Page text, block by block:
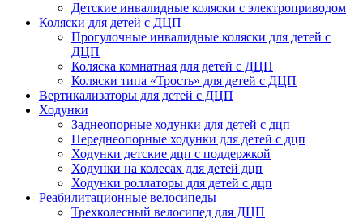
Детские инвалидные коляски с электроприводом
Коляски для детей с ДЦП
Прогулочные инвалидные коляски для детей с
ДЦП
Коляска комнатная для детей с ДЦП
Коляски типа «Трость» для детей с ДЦП
Вертикализаторы для детей с ДЦП
Ходунки
Заднеопорные ходунки для детей с дцп
Переднеопорные ходунки для детей с дцп
Ходунки детские дцп с поддержкой
Ходунки на колесах для детей дцп
Ходунки роллаторы для детей с дцп
Реабилитационные велосипеды
Трехколесный велосипед для ДЦП